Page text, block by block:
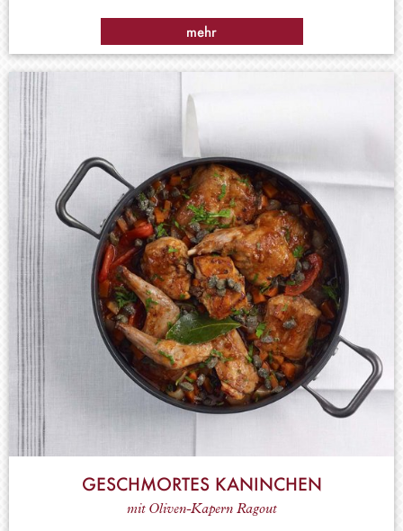
mehr
GESCHMORTES KANINCHEN
mit Oliven-Kapern Ragout